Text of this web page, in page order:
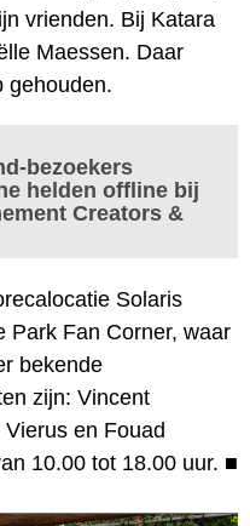
vrienden. Bij Katara
Maessen. Daar
gehouden.
bezoekers
helden offline bij
Creators &
Solaris
Park Fan Corner, waar
bekende
zijn: Vincent
en Fouad
10.00 tot 18.00 uur. ■